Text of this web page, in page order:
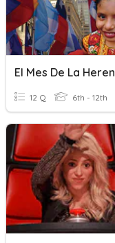
12 Q 6th - 12th